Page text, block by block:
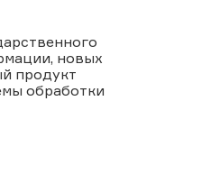
новых
продукт
обработки